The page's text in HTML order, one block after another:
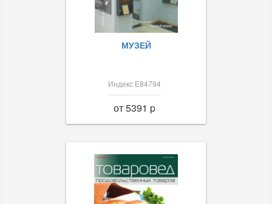
МУЗЕЙ
Индекс Е84794
от 5391 p